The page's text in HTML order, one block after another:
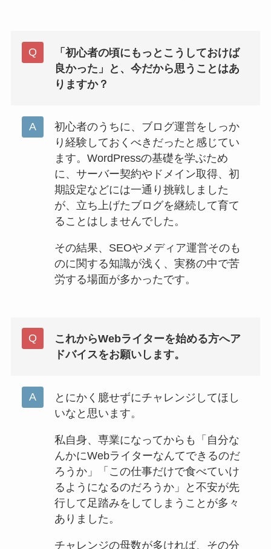
「初心者の頃にもっとこうしておけば
良かった」と、今だから思うことはあ
りますか？
初心者のうちに、ブログ運営をしっか
り経験しておくべきだったと感じてい
ます。WordPressの基礎を学ぶため
に、サーバー契約やドメイン取得、初
期設定などには一通り挑戦しました
が、立ち上げたブログを継続して育て
ることはしませんでした。
その結果、SEOやメディア運営そのも
のに関する知識が浅く、実務の中で苦
労する場面が多かったです。
これからWebライターを始める方へア
ドバイスをお願いします。
とにかく臆せずにチャレンジしてほし
いなと思います。
私自身、専業になってからも「自分な
んかにWebライターなんてできるのだ
ろうか」「この仕事だけで食べていけ
るようになるのだろうか」と不安が先
行して足踏みをしてしまうことが多々
ありました。
チャレンジの母数が多ければ、その分